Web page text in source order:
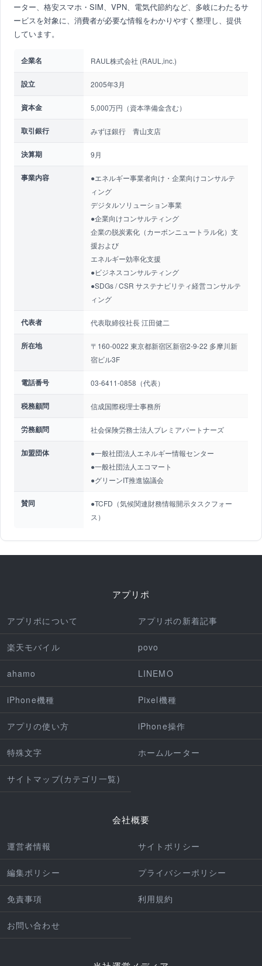
ーター、格安スマホ・SIM、VPN、電気代節約など、多岐にわたるサ
ービスを対象に、消費者が必要な情報をわかりやすく整理し、提供
しています。
企業名 RAUL株式会社 (RAUL,inc.)
設立 2005年3月
資本金 5,000万円（資本準備金含む）
取引銀行 みずほ銀行 青山支店
決算期 9月
事業内容
●エネルギー事業者向け・企業向けコンサルテ
ィング
デジタルソリューション事業
●企業向けコンサルティング
企業の脱炭素化（カーボンニュートラル化）支
援および
エネルギー効率化支援
●ビジネスコンサルティング
●SDGs / CSR サステナビリティ経営コンサルテ
ィング
代表者 代表取締役社長 江田健二
所在地
〒160-0022 東京都新宿区新宿2-9-22 多摩川新
宿ビル3F
電話番号 03-6411-0858（代表）
税務顧問 信成国際税理士事務所
労務顧問 社会保険労務士法人プレミアパートナーズ
加盟団体
●一般社団法人エネルギー情報センター
●一般社団法人エコマート
●グリーンIT推進協議会
賛同
●TCFD（気候関連財務情報開示タスクフォー
ス）
アプリポ
アプリポについて アプリポの新着記事
楽天モバイル povo
ahamo LINEMO
iPhone機種 Pixel機種
アプリの使い方 iPhone操作
特殊文字 ホームルーター
サイトマップ(カテゴリ一覧)
会社概要
運営者情報 サイトポリシー
編集ポリシー プライバシーポリシー
免責事項 利用規約
お問い合わせ